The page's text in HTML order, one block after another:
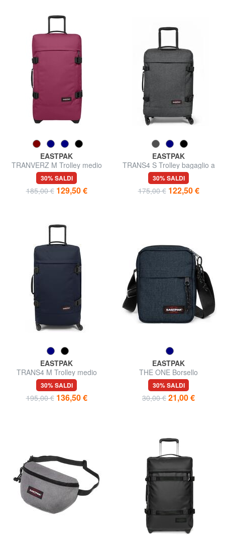
EASTPAK
TRANVERZ M Trolley medio
30% SALDI
185,00 € 129,50 €
EASTPAK
TRANS4 S Trolley bagaglio a
mano
30% SALDI
175,00 € 122,50 €
EASTPAK
TRANS4 M Trolley medio
30% SALDI
195,00 € 136,50 €
EASTPAK
THE ONE Borsello
30% SALDI
30,00 € 21,00 €